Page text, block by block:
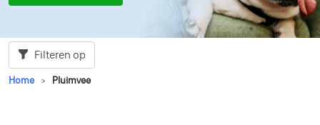
Filteren op
Home Pluimvee